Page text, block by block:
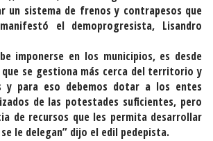
un sistema de frenos y contrapesos que
el demoprogresista, Lisandro
imponerse en los municipios, es desde
se gestiona más cerca del territorio y
y para eso debemos dotar a los entes
de las potestades suficientes, pero
de recursos que les permita desarrollar
le delegan” dijo el edil pedepista.